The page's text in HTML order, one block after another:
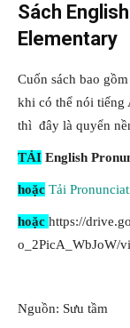
Sách
Elementary
Cuốn sách bao
khi có thể nói tiếng
thì đây là quyển
TẢI English
hoặc Tải
hoặc https://
o_2PicA_WbJoW/
Nguồn: Sưu tầm